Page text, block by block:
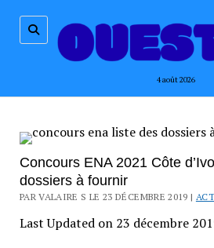
4 août 2026
Concours ENA 2021 Côte
dossiers à fournir
PAR VALAIRE S LE 23 DÉCEMBRE 2019 |
Last Updated on 23 décembre